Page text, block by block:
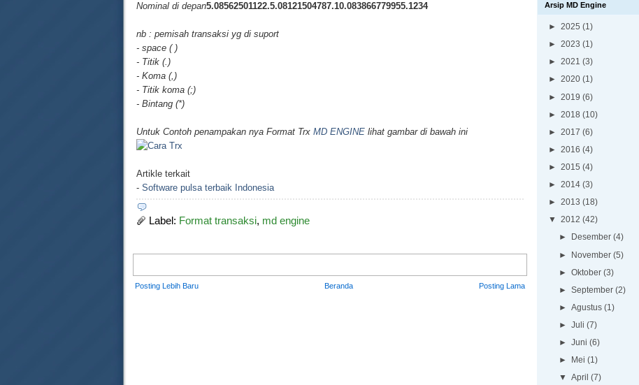
Nominal di depan5.08562501122.5.08121504787.10.083866779955.1234
nb : pemisah transaksi yg di suport
- space ( )
- Titik (.)
- Koma (,)
- Titik koma (;)
- Bintang (*)
Untuk Contoh penampakan nya Format Trx MD ENGINE lihat gambar di bawah ini
Artikle terkait
- Software pulsa terbaik Indonesia
Label: Format transaksi, md engine
Posting Lebih Baru Posting Lama
Beranda
Arsip MD Engine
► 2025 (1)
► 2023 (1)
► 2021 (3)
► 2020 (1)
► 2019 (6)
► 2018 (10)
► 2017 (6)
► 2016 (4)
► 2015 (4)
► 2014 (3)
► 2013 (18)
▼ 2012 (42)
►
Desember (4)
► November (5)
► Oktober (3)
► September (2)
► Agustus (1)
► Juli (7)
► Juni (6)
►
Mei (1)
▼ April (7)